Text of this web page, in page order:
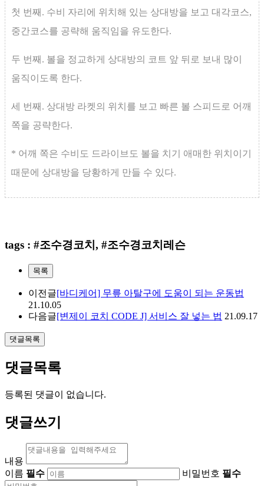
첫 번째. 수비 자리에 위치해 있는 상대방을 보고 대각코스,
중간코스를 공략해 움직임을 유도한다.
두 번째. 볼을 정교하게 상대방의 코트 앞 뒤로 보내 많이
움직이도록 한다.
세 번째. 상대방 라켓의 위치를 보고 빠른 볼 스피드로 어깨
쪽을 공략한다.
* 어깨 쪽은 수비도 드라이브도 볼을 치기 애매한 위치이기
때문에 상대방을 당황하게 만들 수 있다.
tags : #조수경코치, #조수경코치레슨
목록
이전글[바디케어] 무릎 아탈구에 도움이 되는 운동법
21.10.05
다음글[변제이 코치 CODE J] 서비스 잘 넣는 법 21.09.17
댓글목록
댓글목록
등록된 댓글이 없습니다.
댓글쓰기
내용
이름 필수 비밀번호 필수